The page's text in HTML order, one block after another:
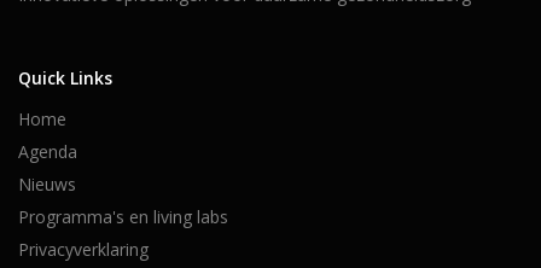
Quick Links
Home
Agenda
Nieuws
Programma's en living labs
Privacyverklaring